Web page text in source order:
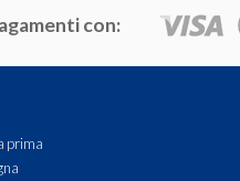
con:
prima